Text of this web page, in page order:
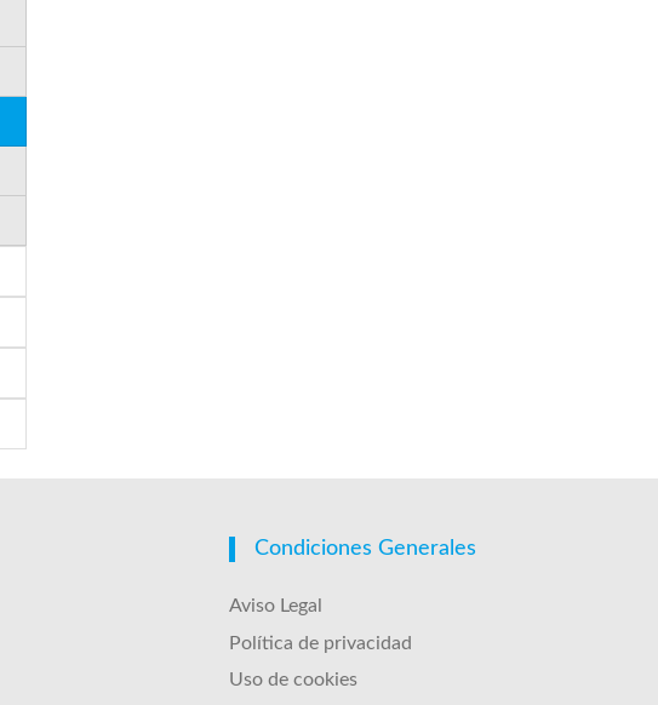
Condiciones Generales
Aviso Legal
Política de privacidad
Uso de cookies